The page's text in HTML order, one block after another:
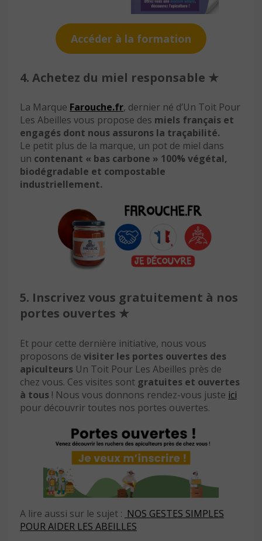
Accéder à la formation
4. Achetez du miel responsable ★
La Marque Farouche.fr, dernier né d’Un Toit Pour
Les Abeilles vous propose des miels français et
engagés dont nous assurons la traçabilité.
Le petit plus de la marque, un pot de miel dans
un contenant « bas carbone » 100% végétal,
biodégradable et compostable
industriellement.
5. Inscrivez vous gratuitement à nos
portes ouvertes ★
Et pour cette dernière initiative, nous vous
proposons de visiter les portes ouvertes des
apiculteurs Un Toit Pour Les Abeilles près de
chez vous. Ces visites sont gratuites et ouvertes
à tous ! Nous vous donnons rendez-vous juste ici
pour découvrir toutes nos portes ouvertes.
A lire aussi sur le sujet : NOS GESTES SIMPLES
POUR AIDER LES ABEILLES